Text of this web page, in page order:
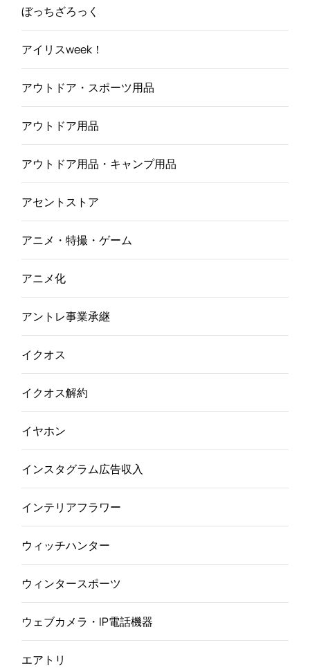
ぼっちざろっく
アイリスweek！
アウトドア・スポーツ用品
アウトドア用品
アウトドア用品・キャンプ用品
アセントストア
アニメ・特撮・ゲーム
アニメ化
アントレ事業承継
イクオス
イクオス解約
イヤホン
インスタグラム広告収入
インテリアフラワー
ウィッチハンター
ウィンタースポーツ
ウェブカメラ・IP電話機器
エアトリ